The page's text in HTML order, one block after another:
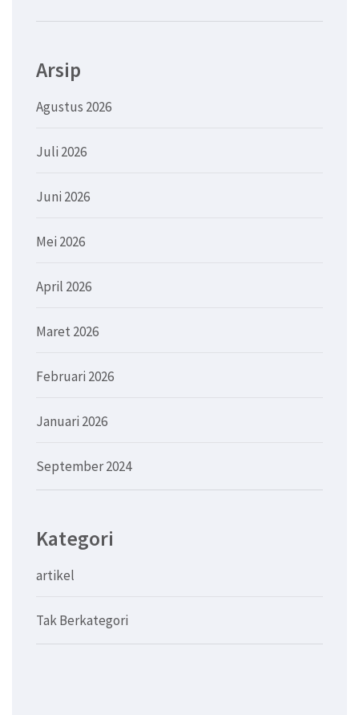
Arsip
Agustus 2026
Juli 2026
Juni 2026
Mei 2026
April 2026
Maret 2026
Februari 2026
Januari 2026
September 2024
Kategori
artikel
Tak Berkategori